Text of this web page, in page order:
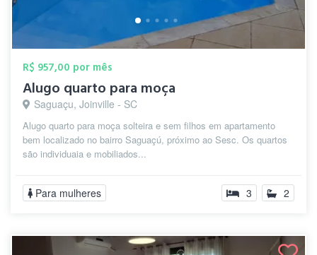
R$ 957,00 por mês
Alugo quarto para moça
Saguaçu, Joinville - SC
Alugo quarto para moça solteira e sem filhos em apartamento
bem localizado no bairro Saguaçú, próximo ao Sesc. Os quartos
são individuaia e mobiliados...
Para mulheres 3 2